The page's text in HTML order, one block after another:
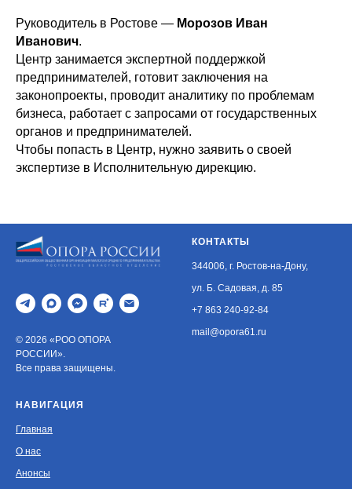
Руководитель в Ростове — Морозов Иван
Иванович.
Центр занимается экспертной поддержкой
предпринимателей, готовит заключения на
законопроекты, проводит аналитику по проблемам
бизнеса, работает с запросами от государственных
органов и предпринимателей.
Чтобы попасть в Центр, нужно заявить о своей
экспертизе в Исполнительную дирекцию.
© 2026 «РОО ОПОРА
РОССИИ».
Все права защищены.
КОНТАКТЫ
344006, г. Ростов-на-Дону,
ул. Б. Садовая, д. 85
+7 863 240-92-84
mail@opora61.ru
НАВИГАЦИЯ
Главная
О нас
Анонсы